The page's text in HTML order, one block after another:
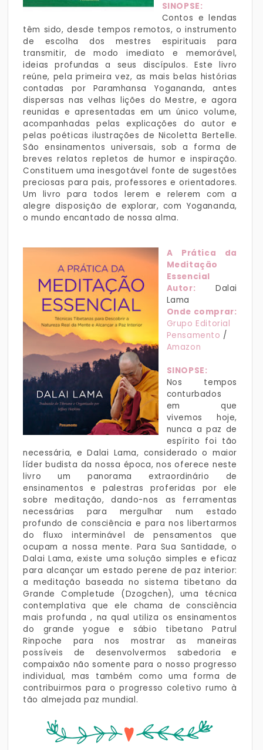
SINOPSE:
Contos e lendas
têm sido, desde tempos remotos, o instrumento
de escolha dos mestres espirituais para
transmitir, de modo imediato e memorável,
ideias profundas a seus discípulos. Este livro
reúne, pela primeira vez, as mais belas histórias
contadas por Paramhansa Yogananda, antes
dispersas nas velhas lições do Mestre, e agora
reunidas e apresentadas em um único volume,
acompanhadas pelas explicações do autor e
pelas poéticas ilustrações de Nicoletta Bertelle.
São ensinamentos universais, sob a forma de
breves relatos repletos de humor e inspiração.
Constituem uma inesgotável fonte de sugestões
preciosas para pais, professores e orientadores.
Um livro para todos lerem e relerem com a
alegre disposição de explorar, com Yogananda,
o mundo encantado de nossa alma.
A Prática da
Meditação
Essencial
Autor: Dalai
Lama
Onde comprar:
Grupo Editorial
Pensamento /
Amazon
SINOPSE:
Nos tempos
conturbados
em que
vivemos hoje,
nunca a paz de
espírito foi tão
necessária, e Dalai Lama, considerado o maior
líder budista da nossa época, nos oferece neste
livro um panorama extraordinário de
ensinamentos e palestras proferidas por ele
sobre meditação, dando-nos as ferramentas
necessárias para mergulhar num estado
profundo de consciência e para nos libertarmos
do fluxo interminável de pensamentos que
ocupam a nossa mente. Para Sua Santidade, o
Dalai Lama, existe uma solução simples e eficaz
para alcançar um estado perene de paz interior:
a meditação baseada no sistema tibetano da
Grande Completude (Dzogchen), uma técnica
contemplativa que ele chama de consciência
mais profunda , na qual utiliza os ensinamentos
do grande yogue e sábio tibetano Patrul
Rinpoche para nos mostrar as maneiras
possíveis de desenvolvermos sabedoria e
compaixão não somente para o nosso progresso
individual, mas também como uma forma de
contribuirmos para o progresso coletivo rumo à
tão almejada paz mundial.